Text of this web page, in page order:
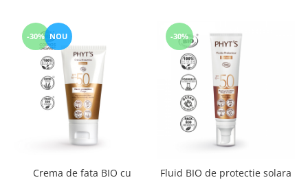
-30% NOU
Crema de fata BIO cu
-30%
Fluid BIO de protectie solara